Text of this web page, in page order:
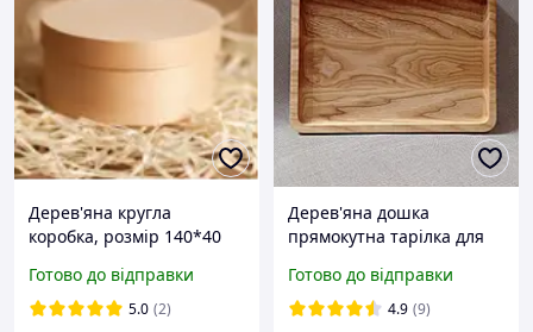
Дерев'яна кругла
коробка, розмір 140*40
букового шпону
Готово до відправки
5.0 (2)
Дерев'яна дошка
прямокутна тарілка для
двостороння з ясена
Готово до відправки
4.9 (9)